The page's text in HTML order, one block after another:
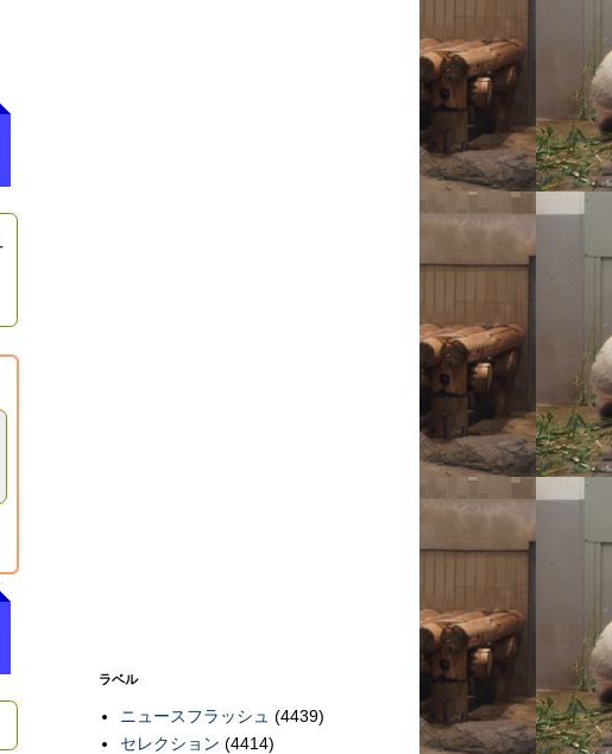
ラベル
ニュースフラッシュ (4439)
セレクション (4414)